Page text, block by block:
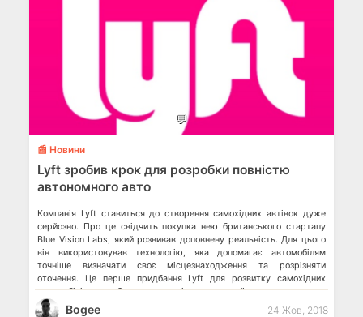
💬
📰 Новини
Lyft зробив крок для розробки повністю
автономного авто
Компанія Lyft ставиться до створення самохідних автівок дуже
серйозно. Про це свідчить покупка нею британського стартапу
Blue Vision Labs, який розвивав доповнену реальність. Для цього
він використовував технологію, яка допомагає автомобілям
точніше визначати своє місцезнаходження та розрізняти
оточення. Це перше придбання Lyft для розвитку самохідних
автомобілів. Стартап поділиться своїми знаннями з
американською компанією та приєднається […]
Bogee 24 Жов, 2018